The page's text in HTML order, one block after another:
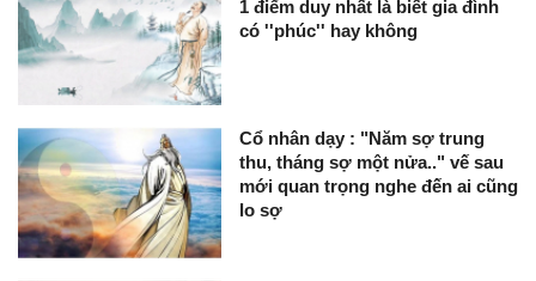
1 điểm duy nhất là biết gia đình
có ''phúc'' hay không
Cổ nhân dạy : "Năm sợ trung
thu, tháng sợ một nửa.." vế sau
mới quan trọng nghe đến ai cũng
lo sợ